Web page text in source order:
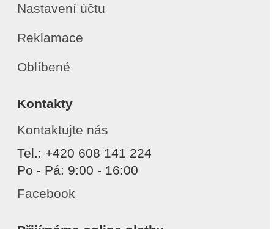
Nastavení účtu
Reklamace
Oblíbené
Kontakty
Kontaktujte nás
Tel.: +420 608 141 224
Po - Pá: 9:00 - 16:00
Facebook